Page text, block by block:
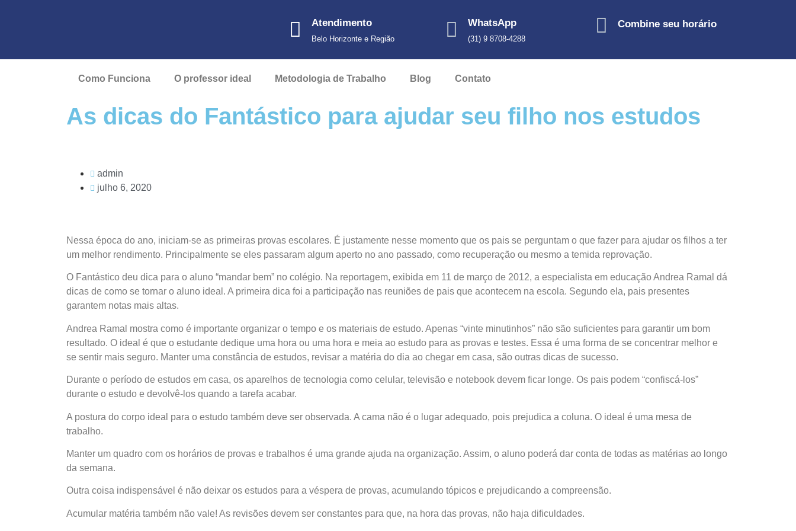
Atendimento
Belo Horizonte e Região
WhatsApp
(31) 9 8708-4288
Combine seu horário
Como Funciona O professor ideal Metodologia de Trabalho Blog Contato
As dicas do Fantástico para ajudar seu filho nos estudos
admin
julho 6, 2020
Nessa época do ano, iniciam-se as primeiras provas escolares. É justamente nesse momento que os pais se perguntam o que fazer para ajudar os filhos a ter
um melhor rendimento. Principalmente se eles passaram algum aperto no ano passado, como recuperação ou mesmo a temida reprovação.
O Fantástico deu dica para o aluno “mandar bem” no colégio. Na reportagem, exibida em 11 de março de 2012, a especialista em educação Andrea Ramal dá
dicas de como se tornar o aluno ideal. A primeira dica foi a participação nas reuniões de pais que acontecem na escola. Segundo ela, pais presentes
garantem notas mais altas.
Andrea Ramal mostra como é importante organizar o tempo e os materiais de estudo. Apenas “vinte minutinhos” não são suficientes para garantir um bom
resultado. O ideal é que o estudante dedique uma hora ou uma hora e meia ao estudo para as provas e testes. Essa é uma forma de se concentrar melhor e
se sentir mais seguro. Manter uma constância de estudos, revisar a matéria do dia ao chegar em casa, são outras dicas de sucesso.
Durante o período de estudos em casa, os aparelhos de tecnologia como celular, televisão e notebook devem ficar longe. Os pais podem “confiscá-los”
durante o estudo e devolvê-los quando a tarefa acabar.
A postura do corpo ideal para o estudo também deve ser observada. A cama não é o lugar adequado, pois prejudica a coluna. O ideal é uma mesa de
trabalho.
Manter um quadro com os horários de provas e trabalhos é uma grande ajuda na organização. Assim, o aluno poderá dar conta de todas as matérias ao longo
da semana.
Outra coisa indispensável é não deixar os estudos para a véspera de provas, acumulando tópicos e prejudicando a compreensão.
Acumular matéria também não vale! As revisões devem ser constantes para que, na hora das provas, não haja dificuldades.